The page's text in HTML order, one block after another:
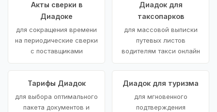
Акты сверки в
Диадоке
для сокращения времени
на периодические сверки
с поставщиками
Диадок для
таксопарков
для массовой выписки
путевых листов
водителям такси онлайн
Тарифы Диадок
для выбора оптимального
пакета документов и
Диадок для туризма
для мгновенного
подтверждения